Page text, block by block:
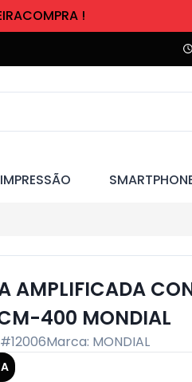
!
IMPRESSÃO
AMPLIFICADA
400 MONDIAL
12006Marca: MONDIAL